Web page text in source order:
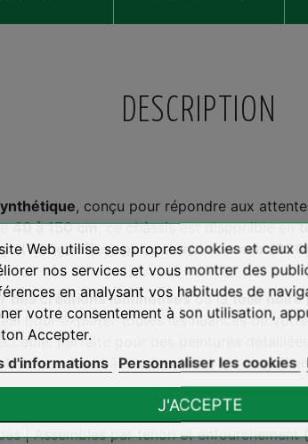
DESCRIPTION
, conçu pour répondre aux
40 à 150 cm, ce châssis est disponible en
(330g/m²)oupolyester/coton noir
des créations lumineusesou latoile noire
pour explorer toutes les nuances de votre
parfaite pour des peintures détaillées
pour des châssis de qualité qui
| Assemblés par tenon et
Web utilise ses propres cookies et ceux
nos services et vous montrer des
en analysant vos habitudes de
votre consentement à son utilisation,
Accepter.
d'informations Personnaliser les cookies
J'ACCEPTE